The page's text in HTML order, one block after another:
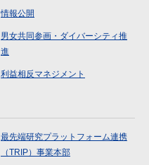
情報公開
男女共同参画・ダイバーシティ推
進
利益相反マネジメント
最先端研究プラットフォーム連携
（TRIP）事業本部